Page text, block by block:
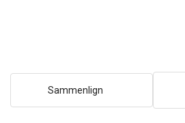
Sammenlign